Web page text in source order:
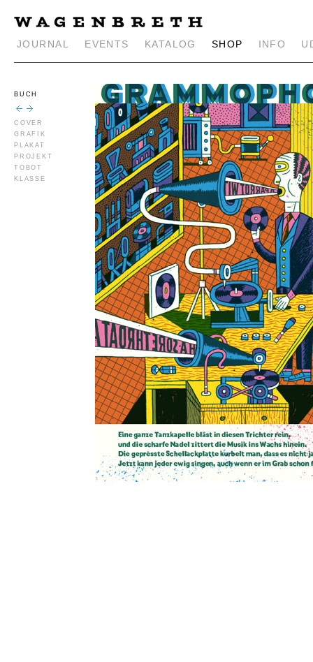
JOURNAL EVENTS KATALOG SHOP INFO
BUCH
COVER
GRAFIK
PLAKAT
PROJEKT
TOBOT
KLASSE